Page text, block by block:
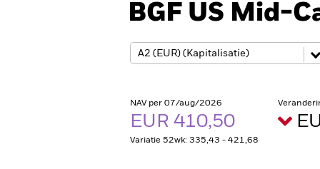
BGF US Mid-
NAV per 07/aug/2026
EUR 410,50
Variatie 52wk: 335,43 - 421,68